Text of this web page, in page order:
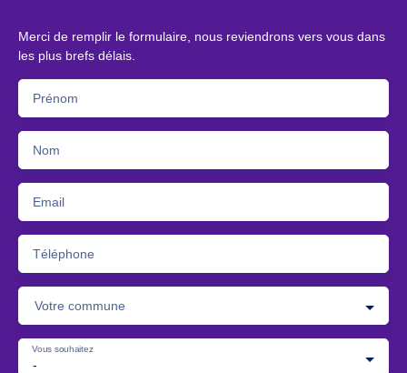
Merci de remplir le formulaire, nous reviendrons vers vous dans
les plus brefs délais.
Prénom
Nom
Email
Téléphone
Votre commune
-
Vous souhaitez